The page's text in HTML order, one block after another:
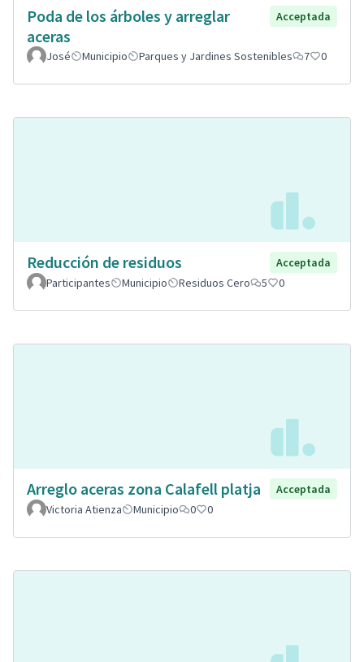
Poda de los árboles y arreglar
aceras
Acceptada
José Municipio Parques y Jardines Sostenibles 7 0
Reducción de residuos
Acceptada
Participantes
Municipio Residuos Cero 5 0
Arreglo aceras zona Calafell platja
Acceptada
Victoria Atienza
Municipio 0 0